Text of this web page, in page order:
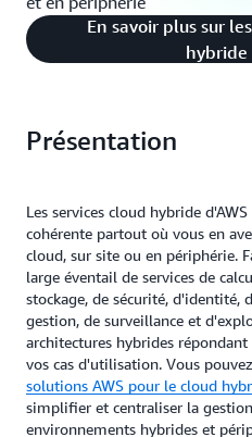
En savoir plus sur
hybride
Présentation
Les services cloud hybride
cohérente partout où vous en
cloud, sur site ou en périphérie.
large éventail de services de
stockage, de sécurité, d'identité,
gestion, de surveillance et
architectures hybrides
vos cas d'utilisation. Vous
solutions AWS pour le cloud
simplifier et centraliser la
environnements hybrides et